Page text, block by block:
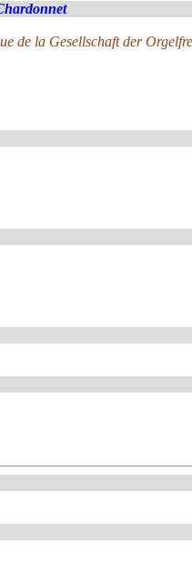
de la Gesellschaft der